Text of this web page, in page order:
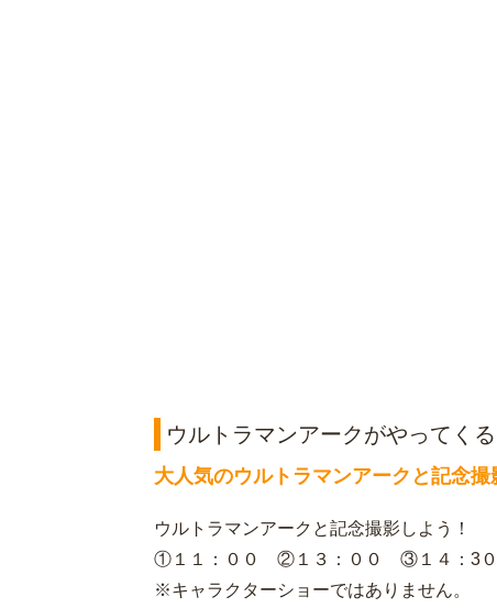
ウルトラマンアークがやってく
大人気のウルトラマンアークと記念
ウルトラマンアークと記念撮影しよう！
①１１：００ ②１３：００ ③１４：3０
※キャラクターショーではありません。